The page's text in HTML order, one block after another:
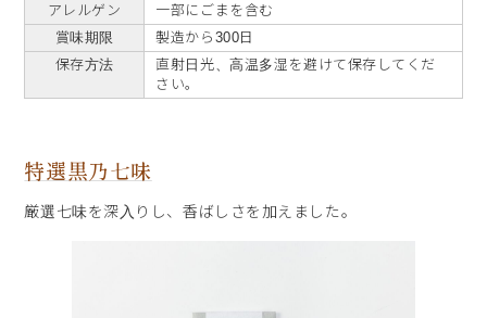
アレルゲン
一部にごまを含む
賞味期限
製造から300日
保存方法
直射日光、高温多湿を避けて保存してくだ
さい。
特選黒乃七味
厳選七味を深入りし、香ばしさを加えました。